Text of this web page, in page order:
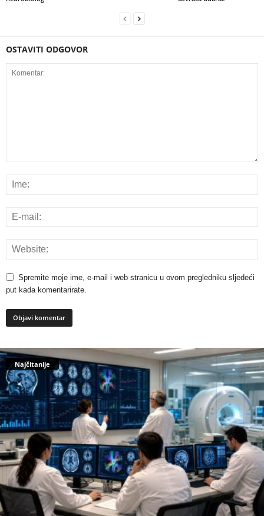
OSTAVITI ODGOVOR
Spremite moje ime, e-mail i web stranicu u ovom pregledniku sljedeći
put kada komentarirate.
Najčitanije